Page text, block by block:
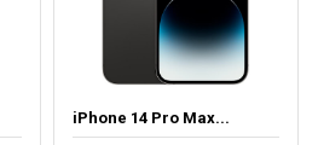
iPhone 14 Pro Max...